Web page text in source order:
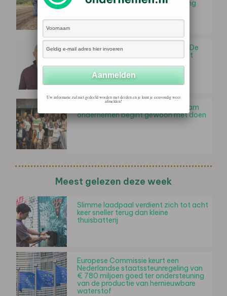
verduurzaming gewasbescherming
Patrick de Veer (GreenAumatic): ‘De
stille prijs van te laat beginnen met
Koplopersymposium Ede: Duurzaam
ondernemen begint gewoon met doen
Meest gelezen deze week
Slimme laadpaal verdient zich tot acht
keer sneller terug dan kleine
thuisbatterij
Europese Commissie keurt een
Nederlandse staatssteunregeling van
€ 780 miljoen goed ter ondersteuning
van de productie van hernieuwbare
waterstof
Uw informatie zal niet gedeeld worden met derden en je kunt je eenvoudig weer
afmelden!